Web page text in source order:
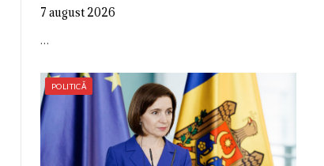
7 august 2026
…
POLITICĂ